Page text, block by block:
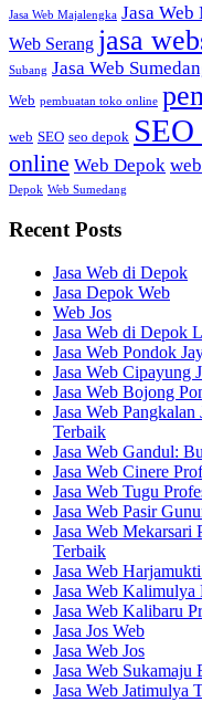
Jasa Web Majalengka Jasa Web
Web Serang jasa
Subang Jasa Web
Web pembuatan toko online
web SEO seo depok
online Web Depok
Depok Web Sumedang
Recent Posts
Jasa Web di Depok
Jasa Depok Web
Web Jos
Jasa Web di Depok
Jasa Web Pondok
Jasa Web Cipayung
Jasa Web Bojong
Jasa Web
Terbaik
Jasa Web Gandul:
Jasa Web Cinere
Jasa Web Tugu
Jasa Web Pasir
Jasa Web Mekarsari
Terbaik
Jasa Web
Jasa Web Kalimulya
Jasa Web Kalibaru
Jasa Jos Web
Jasa Web Jos
Jasa Web Sukamaju
Jasa Web Jatimulya